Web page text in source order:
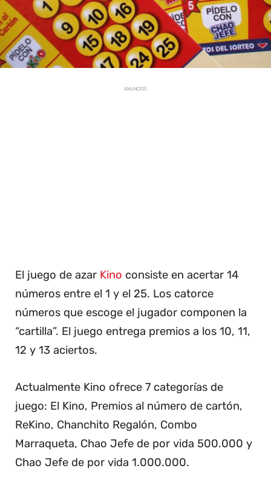
ANUNCIOS
El juego de azar Kino consiste en acertar 14
números entre el 1 y el 25. Los catorce
números que escoge el jugador componen la
“cartilla”. El juego entrega premios a los 10, 11,
12 y 13 aciertos.
Actualmente Kino ofrece 7 categorías de
juego: El Kino, Premios al número de cartón,
ReKino, Chanchito Regalón, Combo
Marraqueta, Chao Jefe de por vida 500.000 y
Chao Jefe de por vida 1.000.000.